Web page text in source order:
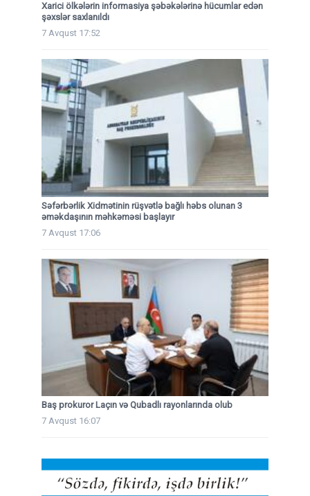
Xarici ölkələrin informasiya şəbəkələrinə hücumlar edən
şəxslər saxlanıldı
7 Avqust 17:52
Səfərbərlik Xidmətinin rüşvətlə bağlı həbs olunan 3
əməkdaşının məhkəməsi başlayır
7 Avqust 17:06
Baş prokuror Laçın və Qubadlı rayonlarında olub
7 Avqust 16:07